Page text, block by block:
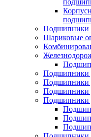
Подшипники
Шариковые
Подшипники
Подшипники
Подшипники
Подшипники